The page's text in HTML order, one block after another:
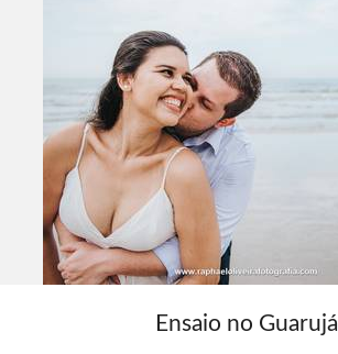
Ensaio no Guarujá